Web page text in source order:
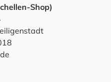
Shop)